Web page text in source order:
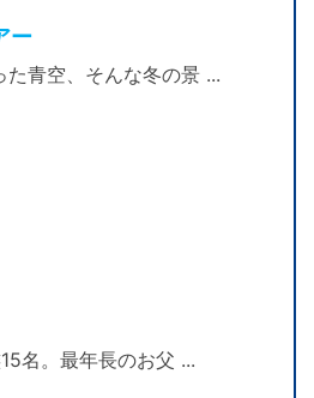
ー
青空、そんな冬の景 ...
名。最年長のお父 ...